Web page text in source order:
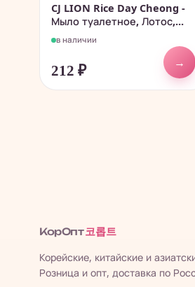
CJ LION Rice Day Cheong -
Мыло туалетное, Лотос,...
в наличии
212 ₽
→
КорОпт 코롭트
Корейские, китайские и
Розница и опт, доставка по